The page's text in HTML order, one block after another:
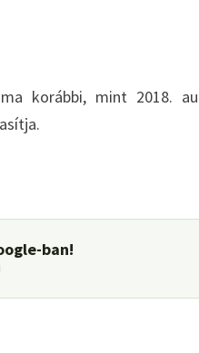
korábbi, mint 2018.
ban!